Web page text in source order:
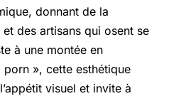
donnant de la
des artisans qui osent se
à une montée en
», cette esthétique
visuel et invite à